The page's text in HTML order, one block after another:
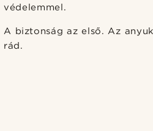
védelemmel.
A biztonság az első. Az
rád.